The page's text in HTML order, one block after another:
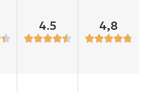
4.5 4,8